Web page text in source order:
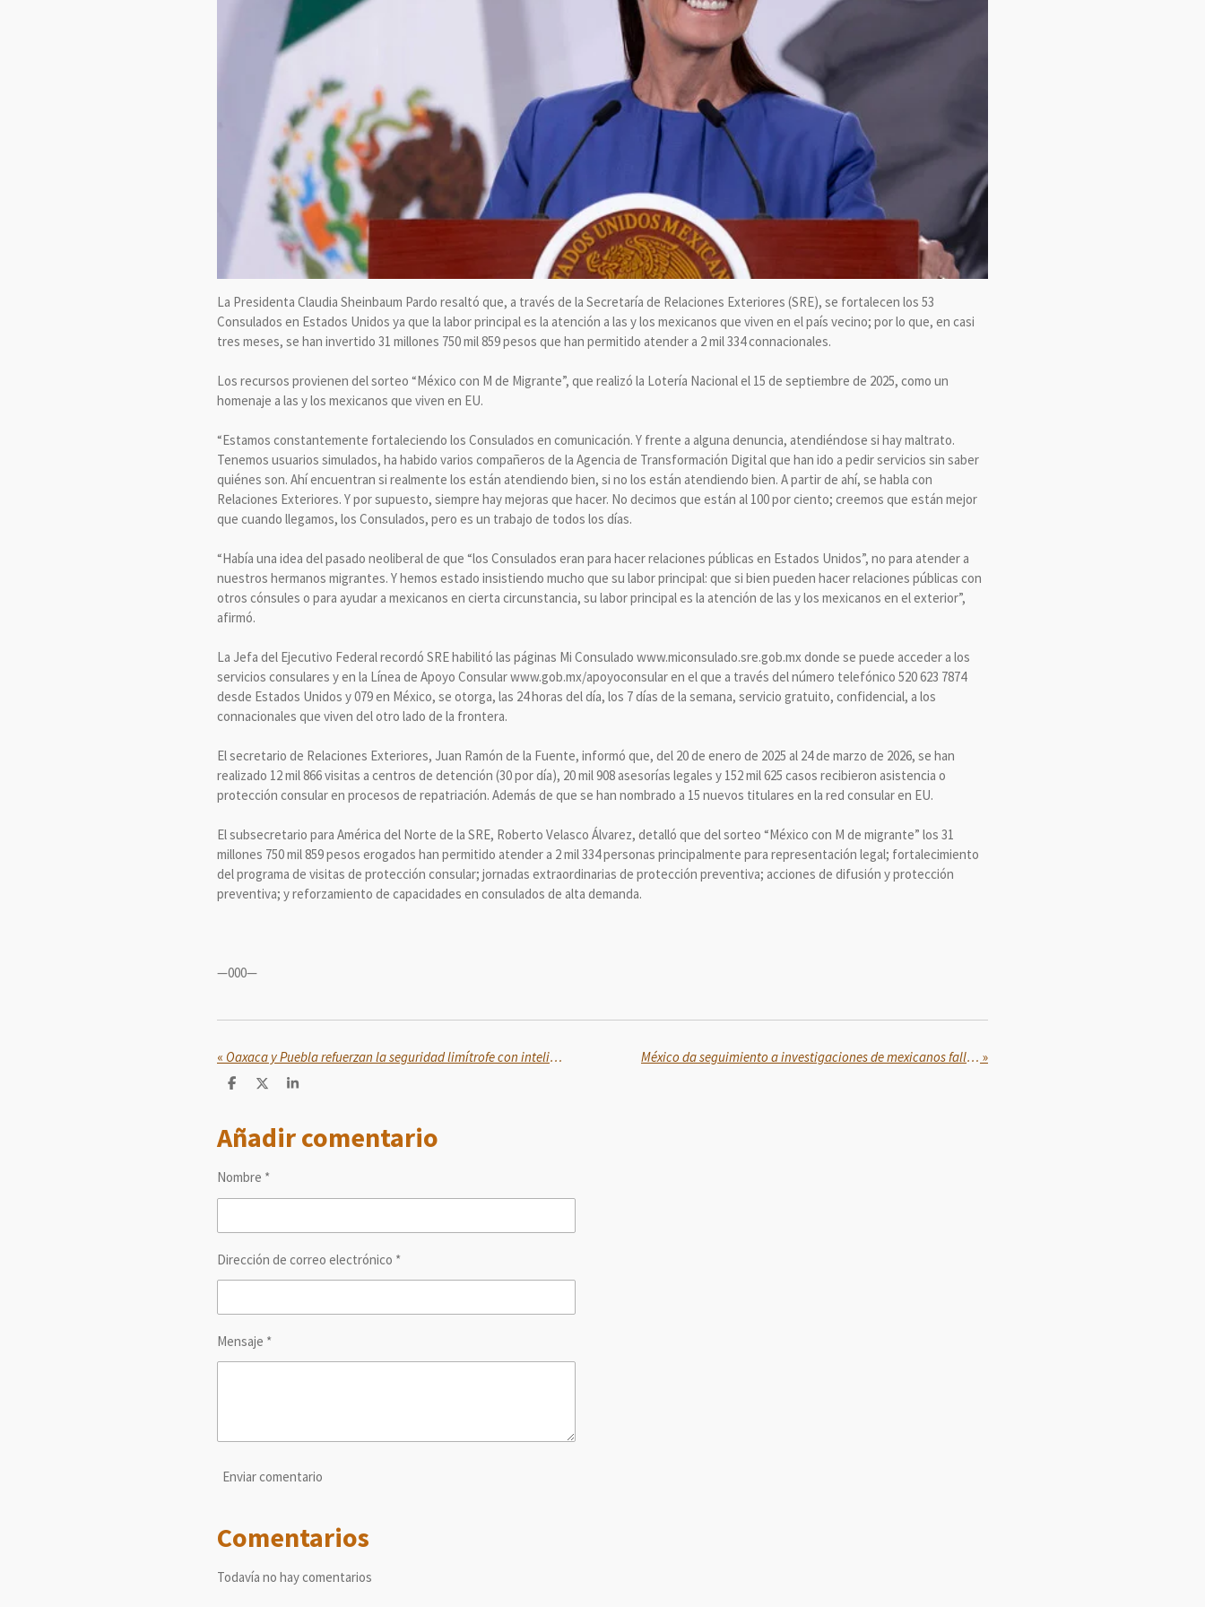
La Presidenta Claudia Sheinbaum Pardo resaltó que, a través de la Secretaría de Relaciones Exteriores (SRE), se fortalecen los 53
Consulados en Estados Unidos ya que la labor principal es la atención a las y los mexicanos que viven en el país vecino; por lo que, en casi
tres meses, se han invertido 31 millones 750 mil 859 pesos que han permitido atender a 2 mil 334 connacionales.
Los recursos provienen del sorteo “México con M de Migrante”, que realizó la Lotería Nacional el 15 de septiembre de 2025, como un
homenaje a las y los mexicanos que viven en EU.
“Estamos constantemente fortaleciendo los Consulados en comunicación. Y frente a alguna denuncia, atendiéndose si hay maltrato.
Tenemos usuarios simulados, ha habido varios compañeros de la Agencia de Transformación Digital que han ido a pedir servicios sin saber
quiénes son. Ahí encuentran si realmente los están atendiendo bien, si no los están atendiendo bien. A partir de ahí, se habla con
Relaciones Exteriores. Y por supuesto, siempre hay mejoras que hacer. No decimos que están al 100 por ciento; creemos que están mejor
que cuando llegamos, los Consulados, pero es un trabajo de todos los días.
“Había una idea del pasado neoliberal de que “los Consulados eran para hacer relaciones públicas en Estados Unidos”, no para atender a
nuestros hermanos migrantes. Y hemos estado insistiendo mucho que su labor principal: que si bien pueden hacer relaciones públicas con
otros cónsules o para ayudar a mexicanos en cierta circunstancia, su labor principal es la atención de las y los mexicanos en el exterior”,
afirmó.
La Jefa del Ejecutivo Federal recordó SRE habilitó las páginas Mi Consulado www.miconsulado.sre.gob.mx donde se puede acceder a los
servicios consulares y en la Línea de Apoyo Consular www.gob.mx/apoyoconsular en el que a través del número telefónico 520 623 7874
desde Estados Unidos y 079 en México, se otorga, las 24 horas del día, los 7 días de la semana, servicio gratuito, confidencial, a los
connacionales que viven del otro lado de la frontera.
El secretario de Relaciones Exteriores, Juan Ramón de la Fuente, informó que, del 20 de enero de 2025 al 24 de marzo de 2026, se han
realizado 12 mil 866 visitas a centros de detención (30 por día), 20 mil 908 asesorías legales y 152 mil 625 casos recibieron asistencia o
protección consular en procesos de repatriación. Además de que se han nombrado a 15 nuevos titulares en la red consular en EU.
El subsecretario para América del Norte de la SRE, Roberto Velasco Álvarez, detalló que del sorteo “México con M de migrante” los 31
millones 750 mil 859 pesos erogados han permitido atender a 2 mil 334 personas principalmente para representación legal; fortalecimiento
del programa de visitas de protección consular; jornadas extraordinarias de protección preventiva; acciones de difusión y protección
preventiva; y reforzamiento de capacidades en consulados de alta demanda.
—000—
« Oaxaca y Puebla refuerzan la seguridad limítrofe con inteligencia compartida México da seguimiento a investigaciones de mexicanos fallecidos en Estados Unidos: »
C
p
a
i
r
C
a
r
C
a
r
Añadir comentario
Nombre *
Dirección de correo electrónico *
Mensaje *
Enviar comentario
Comentarios
Todavía no hay comentarios